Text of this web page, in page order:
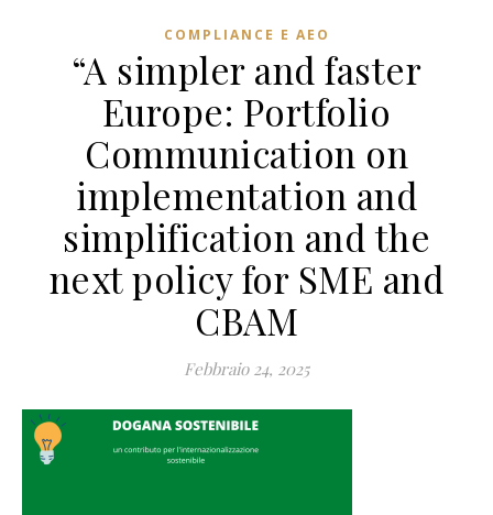
COMPLIANCE E AEO
“A simpler and faster
Europe: Portfolio
Communication on
implementation and
simplification and the
next policy for SME and
CBAM
Febbraio 24, 2025